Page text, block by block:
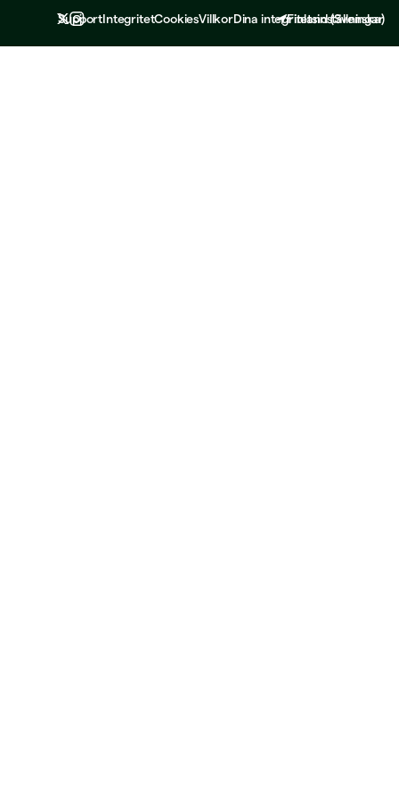
SupportIntegritetCookiesVillkorDina integritetsinställningar
Finland(Svenska)